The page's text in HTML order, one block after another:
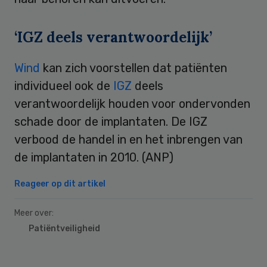
‘IGZ deels verantwoordelijk’
Wind kan zich voorstellen dat patiënten
individueel ook de IGZ deels
verantwoordelijk houden voor ondervonden
schade door de implantaten. De IGZ
verbood de handel in en het inbrengen van
de implantaten in 2010. (ANP)
Reageer op dit artikel
Meer over:
Patiëntveiligheid